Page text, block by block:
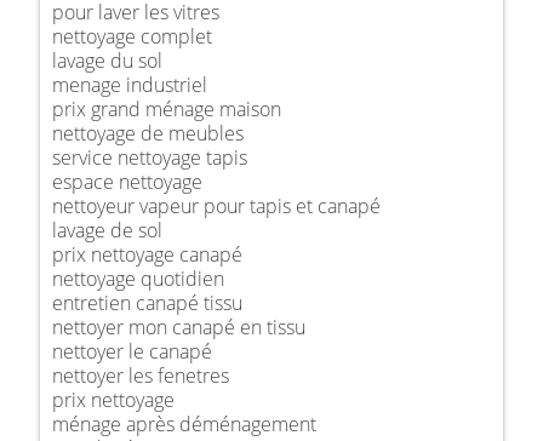
pour laver les vitres
nettoyage complet
lavage du sol
menage industriel
prix grand ménage maison
nettoyage de meubles
service nettoyage tapis
espace nettoyage
nettoyeur vapeur pour tapis et canapé
lavage de sol
prix nettoyage canapé
nettoyage quotidien
entretien canapé tissu
nettoyer mon canapé en tissu
nettoyer le canapé
nettoyer les fenetres
prix nettoyage
ménage après déménagement